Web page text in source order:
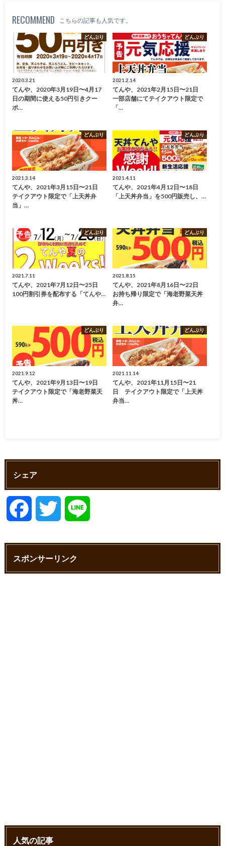
RECOMMEND こちらの記事も人気です。
どんぶり
2020.3.21
てんや、2020年3月19日〜4月17
日の期間に使える50円引きクー
ポ…
どんぶり
2021.2.14
てんや、2021年2月15日〜21日
一部店舗にてテイクアウト限定で
「…
どんぶり
2021.3.14
てんや、2021年3月15日〜21日
テイクアウト限定で「上天丼弁
当」…
どんぶり
2021.4.11
てんや、2021年4月12日〜18日
「上天丼弁当」を500円販売し、…
どんぶり
2021.7.11
てんや、2021年7月12日〜25日
100円割引券を配布する「てんや…
どんぶり
2021.8.15
てんや、2021年8月16日〜22日
お持ち帰り限定で「海老野菜天丼
弁…
どんぶり
2021.9.12
てんや、2021年9月13日〜19日
テイクアウト限定で「海老野菜天
丼…
どんぶり
2021.11.14
てんや、2021年11月15日〜21
日 テイクアウト限定で「上天丼
弁当…
シェア
c i
スポンサーリンク
人気の記事